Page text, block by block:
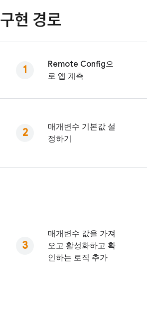
구현 경로
Remote Config으
로 앱 계측
매개변수 기본값 설
정하기
매개변수 값을 가져
오고 활성화하고 확
인하는 로직 추가